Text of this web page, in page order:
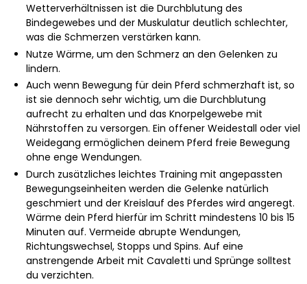
Wetterverhältnissen ist die Durchblutung des
Bindegewebes und der Muskulatur deutlich schlechter,
was die Schmerzen verstärken kann.
Nutze Wärme, um den Schmerz an den Gelenken zu
lindern.
Auch wenn Bewegung für dein Pferd schmerzhaft ist, so
ist sie dennoch sehr wichtig, um die Durchblutung
aufrecht zu erhalten und das Knorpelgewebe mit
Nährstoffen zu versorgen. Ein offener Weidestall oder viel
Weidegang ermöglichen deinem Pferd freie Bewegung
ohne enge Wendungen.
Durch zusätzliches leichtes Training mit angepassten
Bewegungseinheiten werden die Gelenke natürlich
geschmiert und der Kreislauf des Pferdes wird angeregt.
Wärme dein Pferd hierfür im Schritt mindestens 10 bis 15
Minuten auf. Vermeide abrupte Wendungen,
Richtungswechsel, Stopps und Spins. Auf eine
anstrengende Arbeit mit Cavaletti und Sprünge solltest
du verzichten.